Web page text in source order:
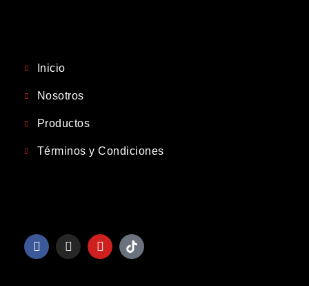
Inicio
Nosotros
Productos
Términos y Condiciones